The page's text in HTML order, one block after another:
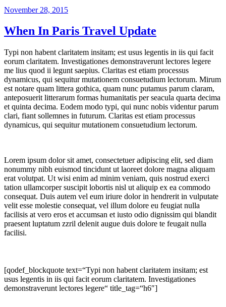
Veröffentlicht
November 28, 2015
When In Paris Travel Update
Typi non habent claritatem insitam; est usus legentis in iis qui facit
eorum claritatem. Investigationes demonstraverunt lectores legere
me lius quod ii legunt saepius. Claritas est etiam processus
dynamicus, qui sequitur mutationem consuetudium lectorum. Mirum
est notare quam littera gothica, quam nunc putamus parum claram,
anteposuerit litterarum formas humanitatis per seacula quarta decima
et quinta decima. Eodem modo typi, qui nunc nobis videntur parum
clari, fiant sollemnes in futurum. Claritas est etiam processus
dynamicus, qui sequitur mutationem consuetudium lectorum.
Lorem ipsum dolor sit amet, consectetuer adipiscing elit, sed diam
nonummy nibh euismod tincidunt ut laoreet dolore magna aliquam
erat volutpat. Ut wisi enim ad minim veniam, quis nostrud exerci
tation ullamcorper suscipit lobortis nisl ut aliquip ex ea commodo
consequat. Duis autem vel eum iriure dolor in hendrerit in vulputate
velit esse molestie consequat, vel illum dolore eu feugiat nulla
facilisis at vero eros et accumsan et iusto odio dignissim qui blandit
praesent luptatum zzril delenit augue duis dolore te feugait nulla
facilisi.
[qodef_blockquote text=“Typi non habent claritatem insitam; est
usus legentis in iis qui facit eorum claritatem. Investigationes
demonstraverunt lectores legere“ title_tag=“h6″]